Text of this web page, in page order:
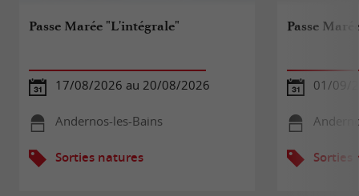
Passe Marée "L'intégrale"
17/08/2026 au 20/08/2026
Andernos-les-Bains
Sorties natures
Passe
01/09/
Sorties